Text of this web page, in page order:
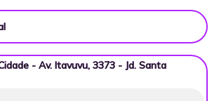
- Av. Itavuvu, 3373 - Jd. Santa